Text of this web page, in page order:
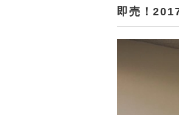
即売！